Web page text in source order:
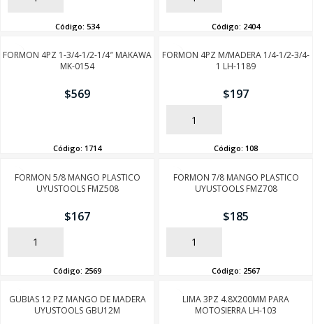
Código: 534 Código: 2404
FORMON 4PZ 1-3/4-1/2-1/4″ MAKAWA
MK-0154
$569
Código: 1714
FORMON 4PZ M/MADERA 1/4-1/2-3/4-
1 LH-1189
$197
AÑADIR
Código: 108
FORMON 5/8 MANGO PLASTICO
UYUSTOOLS FMZ508
$167
AÑADIR
Código: 2569
FORMON 7/8 MANGO PLASTICO
UYUSTOOLS FMZ708
$185
AÑADIR
Código: 2567
GUBIAS 12 PZ MANGO DE MADERA
UYUSTOOLS GBU12M
LIMA 3PZ 4.8X200MM PARA
MOTOSIERRA LH-103